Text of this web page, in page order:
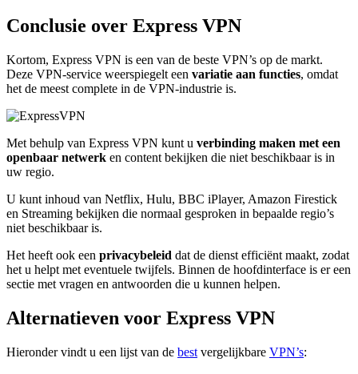
Conclusie over Express VPN
Kortom, Express VPN is een van de beste VPN’s op de markt.
Deze VPN-service weerspiegelt een variatie aan functies, omdat
het de meest complete in de VPN-industrie is.
Met behulp van Express VPN kunt u verbinding maken met een
openbaar netwerk en content bekijken die niet beschikbaar is in
uw regio.
U kunt inhoud van Netflix, Hulu, BBC iPlayer, Amazon Firestick
en Streaming bekijken die normaal gesproken in bepaalde regio’s
niet beschikbaar is.
Het heeft ook een privacybeleid dat de dienst efficiënt maakt, zodat
het u helpt met eventuele twijfels. Binnen de hoofdinterface is er een
sectie met vragen en antwoorden die u kunnen helpen.
Alternatieven voor Express VPN
Hieronder vindt u een lijst van de best vergelijkbare VPN’s: